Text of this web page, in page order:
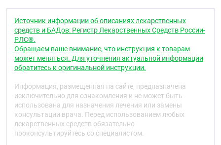
йода. Прием 2-3 таблеток удовлетворяет суточную
потребность в йоде. Кламин® 80 оказывает
онкопротективный эффект у пациентов с
предраковыми заболеваниями и болезнями,
повышающими онкологический риск.
способен стимулировать кроветворение.
Кламин® 80 обладает гепатопротективными
свойствами, имеет энтеросорбирующий и легкий
слабительный эффекты. Оказывает благоприятное
действие на больных с хроническими
Источник информации об описаниях лекарственных
средств и БАДов: Регистр Лекарственных Средств России-
РЛС®.
Обращаем ваше внимание, что инструкция к товарам
может меняться. Для уточнения актуальной информации
обратитесь к оригинальной инструкции.
Информация, размещенная на сайте, предназначена
исключительно для ознакомления и не может быть
использована для назначения лечения или замены
консультации врача. Перед использованием любых
лекарственных средств обязательно
проконсультируйтесь со специалистом.